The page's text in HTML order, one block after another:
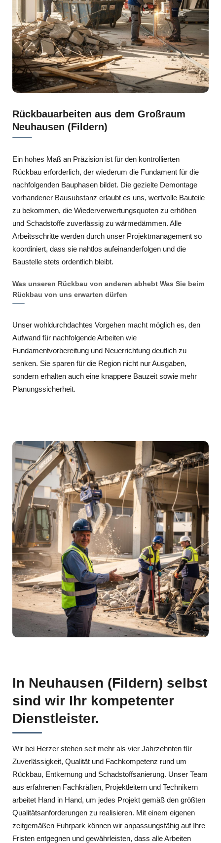
Rückbauarbeiten aus dem Großraum
Neuhausen (Fildern)
Ein hohes Maß an Präzision ist für den kontrollierten
Rückbau erforderlich, der wiederum die Fundament für die
nachfolgenden Bauphasen bildet. Die gezielte Demontage
vorhandener Bausubstanz erlaubt es uns, wertvolle Bauteile
zu bekommen, die Wiederverwertungsquoten zu erhöhen
und Schadstoffe zuverlässig zu wärmedämmen. Alle
Arbeitsschritte werden durch unser Projektmanagement so
koordiniert, dass sie nahtlos aufeinanderfolgen und die
Baustelle stets ordentlich bleibt.
Was unseren Rückbau von anderen abhebt Was Sie beim
Rückbau von uns erwarten dürfen
Unser wohldurchdachtes Vorgehen macht möglich es, den
Aufwand für nachfolgende Arbeiten wie
Fundamentvorbereitung und Neuerrichtung deutlich zu
senken. Sie sparen für die Region nicht nur Ausgaben,
sondern erhalten auch eine knappere Bauzeit sowie mehr
Planungssicherheit.
In Neuhausen (Fildern) selbst
sind wir Ihr kompetenter
Dienstleister.
Wir bei Herzer stehen seit mehr als vier Jahrzehnten für
Zuverlässigkeit, Qualität und Fachkompetenz rund um
Rückbau, Entkernung und Schadstoffsanierung. Unser Team
aus erfahrenen Fachkräften, Projektleitern und Technikern
arbeitet Hand in Hand, um jedes Projekt gemäß den größten
Qualitätsanforderungen zu realisieren. Mit einem eigenen
zeitgemäßen Fuhrpark können wir anpassungsfähig auf Ihre
Fristen entgegnen und gewährleisten, dass alle Arbeiten